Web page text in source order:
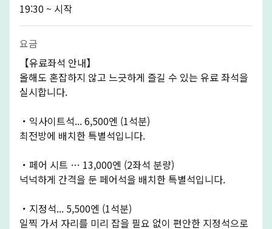
19:30 ~ 시작
요금
【유료좌석 안내】
올해도 혼잡하지 않고 느긋하게 즐길 수 있는 유료 좌석을
실시합니다.
・익사이트석... 6,500엔 (1석분)
최전방에 배치한 특별석입니다.
・페어 시트 … 13,000엔 (2좌석 분량)
넉넉하게 간격을 둔 페어석을 배치한 특별석입니다.
・지정석... 5,500엔 (1석분)
일찍 가서 자리를 미리 잡을 필요 없이 편안한 지정석으로